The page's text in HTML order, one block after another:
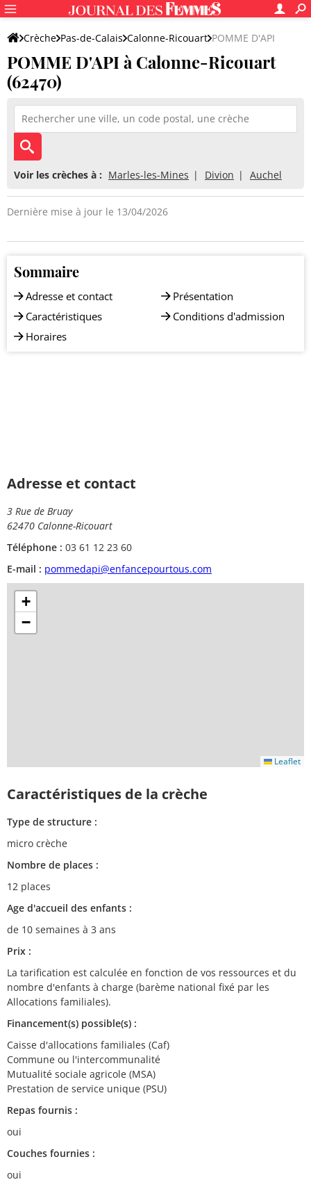
Crèche Pas-de-Calais Calonne-Ricouart POMME D'API
POMME D'API à Calonne-Ricouart
(62470)
Voir les crèches à : Marles-les-Mines Divion Auchel
Dernière mise à jour le 13/04/2026
Sommaire
Adresse et contact
Caractéristiques
Horaires
Présentation
Conditions d'admission
Adresse et contact
3 Rue de Bruay
62470 Calonne-Ricouart
Téléphone : 03 61 12 23 60
E-mail : pommedapi@enfancepourtous.com
+
−
Leaflet
Caractéristiques de la crèche
Type de structure :
micro crèche
Nombre de places :
12 places
Age d'accueil des enfants :
de 10 semaines à 3 ans
Prix :
La tarification est calculée en fonction de vos ressources et du
nombre d'enfants à charge (barème national fixé par les
Allocations familiales).
Financement(s) possible(s) :
Caisse d'allocations familiales (Caf)
Commune ou l'intercommunalité
Mutualité sociale agricole (MSA)
Prestation de service unique (PSU)
Repas fournis :
oui
Couches fournies :
oui